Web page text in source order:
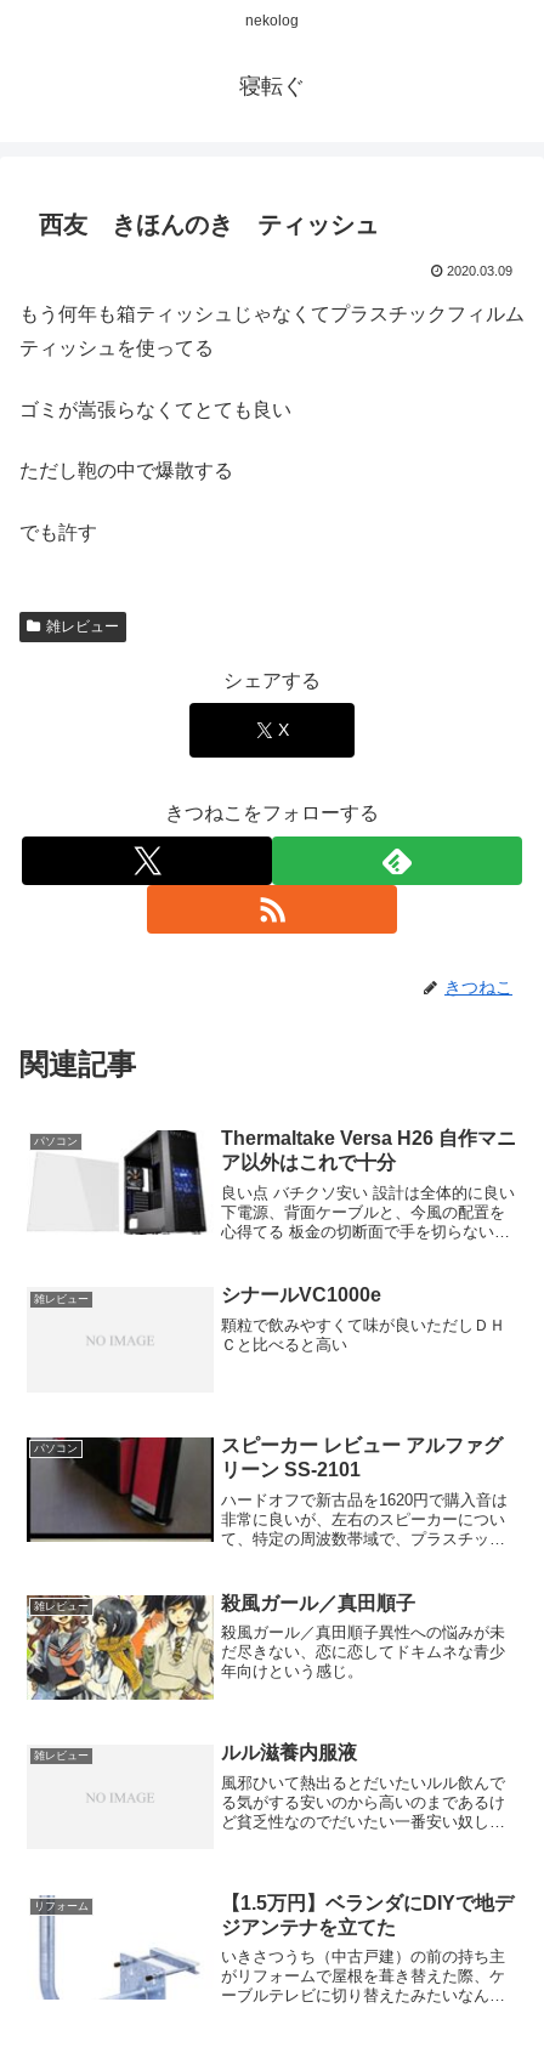
nekolog
寝転ぐ
西友 きほんのき ティッシュ
2020.03.09
もう何年も箱ティッシュじゃなくてプラスチックフィルム
ティッシュを使ってる
ゴミが嵩張らなくてとても良い
ただし鞄の中で爆散する
でも許す
雑レビュー
シェアする
X
きつねこをフォローする
きつねこ
関連記事
パソコン
Thermaltake Versa H26 自作マニ
ア以外はこれで十分
良い点 バチクソ安い 設計は全体的に良い
下電源、背面ケーブルと、今風の配置を
心得てる 板金の切断面で手を切らない加
フロントファンが光る（光らないほうが
良いので交...
雑レビュー シナールVC1000e
顆粒で飲みやすくて味が良いただしＤＨ
Ｃと比べると高い
パソコン
スピーカー レビュー アルファグ
リーン SS-2101
ハードオフで新古品を1620円で購入音は
非常に良いが、左右のスピーカーについ
て、特定の周波数帯域で、プラスチック
し、センターユニットにUSB電源供給の
口があったりするので...
雑レビュー 殺風ガール／真田順子
殺風ガール／真田順子異性への悩みが未
だ尽きない、恋に恋してドキムネな青少
年向けという感じ。
雑レビュー ルル滋養内服液
風邪ひいて熱出るとだいたいルル飲んで
る気がする安いのから高いのまであるけ
ど貧乏性なのでだいたい一番安い奴しか
でセブンで購入
リフォーム
【1.5万円】ベランダにDIYで地デ
ジアンテナを立てた
いきさつうち（中古戸建）の前の持ち主
がリフォームで屋根を葺き替えた際、ケ
ーブルテレビに切り替えたみたいなんで